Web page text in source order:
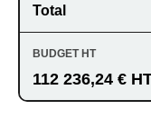
Total
112 236,24 €